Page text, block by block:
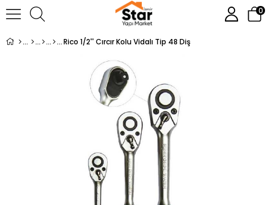
0
Rico 1/2'' Cırcır Kolu Vidalı Tip 48 Diş